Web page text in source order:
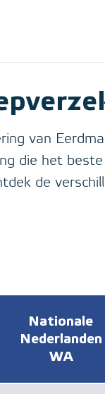
van
die het
de
Nationale
Nederlanden
WA